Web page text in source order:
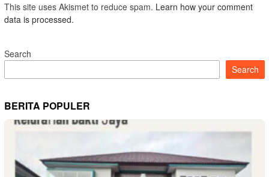
This site uses Akismet to reduce spam. Learn how your comment
data is processed.
Search
Search
BERITA POPULER